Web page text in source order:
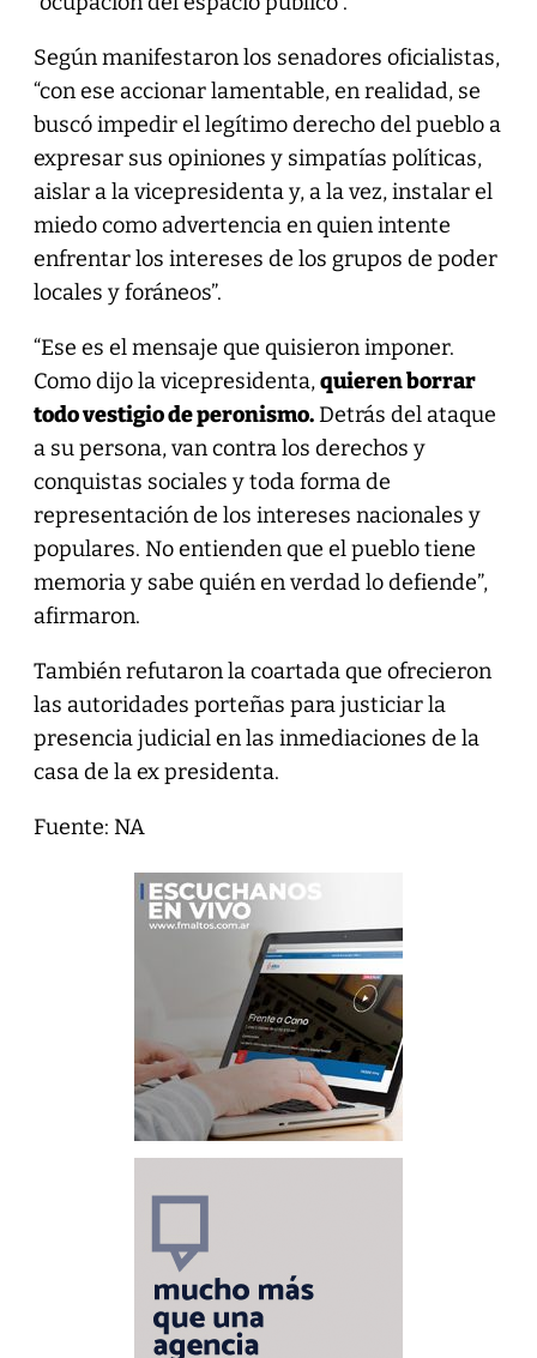
Según manifestaron los senadores oficialistas,
“con ese accionar lamentable, en realidad, se
buscó impedir el legítimo derecho del pueblo a
expresar sus opiniones y simpatías políticas,
aislar a la vicepresidenta y, a la vez, instalar el
miedo como advertencia en quien intente
enfrentar los intereses de los grupos de poder
locales y foráneos”.
“Ese es el mensaje que quisieron imponer.
Como dijo la vicepresidenta,quieren borrar
todo vestigio de peronismo.Detrás del ataque
a su persona, van contra los derechos y
conquistas sociales y toda forma de
representación de los intereses nacionales y
populares. No entienden que el pueblo tiene
memoria y sabe quién en verdad lo defiende”,
afirmaron.
También refutaron la coartada que ofrecieron
las autoridades porteñas para justiciar la
presencia judicial en las inmediaciones de la
casa de la ex presidenta.
Fuente: NA